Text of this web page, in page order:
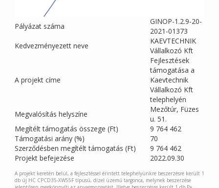
Pályázat száma
GINOP-1.2.9-20-
2021-01373
Kedvezményezett neve
KAEVTECHNIK
Vállalkozó Kft
A projekt címe
Fejlesztések
támogatása a
Kaevtechnik
Vállalkozó Kft
telephelyén
Megvalósítás helyszíne
Mezőtúr, Füzes
u. 51.
Megítélt támogatás összege (Ft)
9 764 462
Támogatási arány (%)
70
Szerződésben megítélt támogatás (Ft)
9 764 462
Projekt befejezése
2022.09.30
A projekt keretén belül, a fejlesztéssel érintett telephelyünkre beszerzésre került 1
db új HC CPCD35-XW55F típusú, dízel üzemű targonca, melynek beszerzése